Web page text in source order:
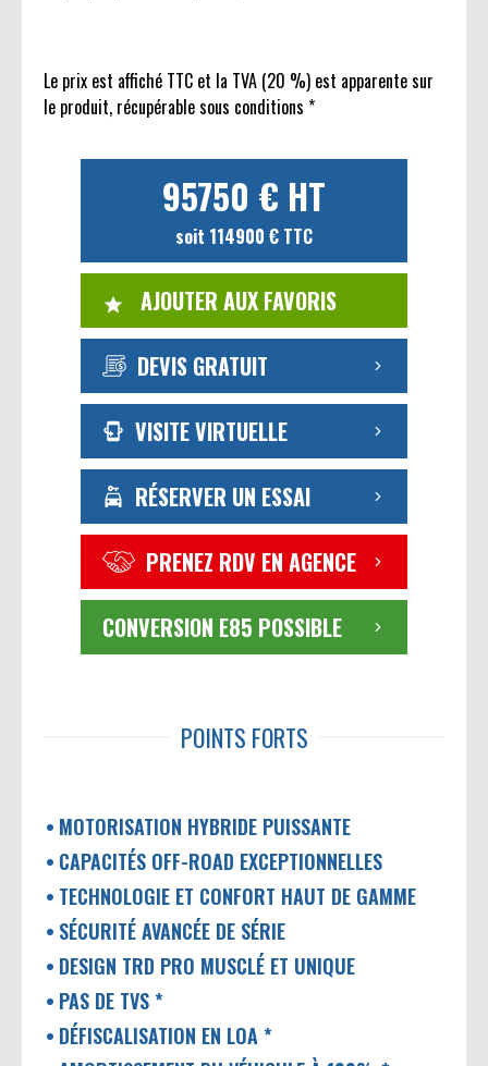
Le prix est affiché TTC et la TVA (20 %) est apparente sur
le produit, récupérable sous conditions *
95750 € HT
soit 114900 € TTC
AJOUTER AUX FAVORIS
DEVIS GRATUIT
VISITE VIRTUELLE
RÉSERVER UN ESSAI
PRENEZ RDV EN AGENCE
CONVERSION E85 POSSIBLE
POINTS FORTS
MOTORISATION HYBRIDE PUISSANTE
CAPACITÉS OFF-ROAD EXCEPTIONNELLES
TECHNOLOGIE ET CONFORT HAUT DE GAMME
SÉCURITÉ AVANCÉE DE SÉRIE
DESIGN TRD PRO MUSCLÉ ET UNIQUE
PAS DE TVS *
DÉFISCALISATION EN LOA *